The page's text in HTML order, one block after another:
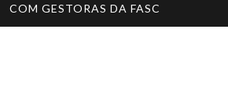
COM GESTORAS DA FASC